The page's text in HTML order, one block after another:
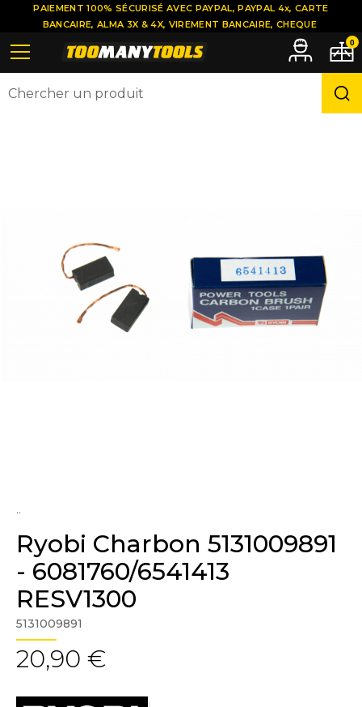
..
Ryobi Charbon 5131009891
- 6081760/6541413
RESV1300
5131009891
20,90 €
PAIEMENT 100% SÉCURISÉ AVEC PAYPAL, PAYPAL 4x, CARTE
BANCAIRE, ALMA 3X & 4X, VIREMENT BANCAIRE, CHEQUE
0